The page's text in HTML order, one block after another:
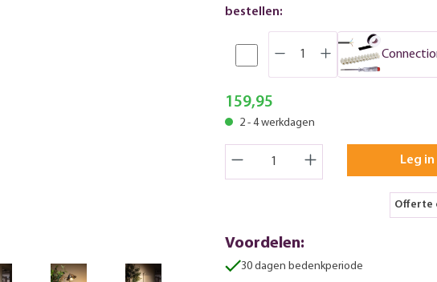
bestellen:
159,95
2 - 4 werkdagen
Leg
Offerte
Voordelen:
30 dagen bedenkperiode